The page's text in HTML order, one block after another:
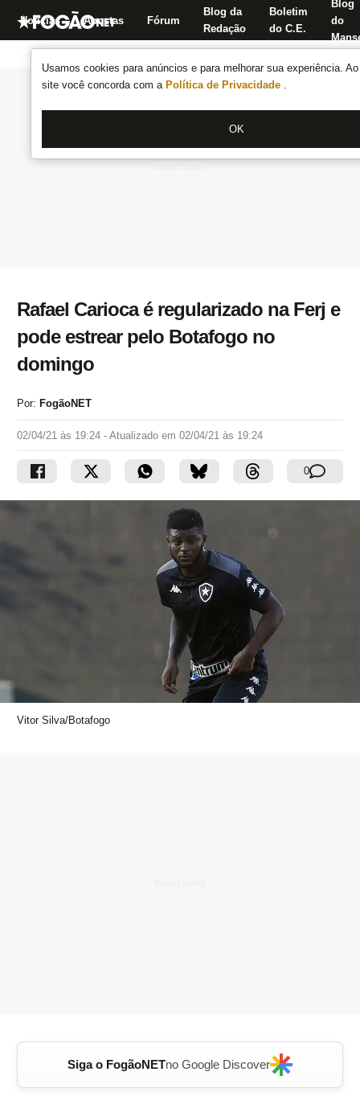
Usamos cookies para anúncios e para melhorar sua experiência.
site você concorda com a Política de Privacidade .
OK
Notícias Apostas Fórum
Blog da
Redação
Boletim
do C.E.
Blog
do
Rafael Carioca é regularizado na Ferj e
pode estrear pelo Botafogo no
domingo
Por: FogãoNET
02/04/21 às 19:24 - Atualizado em 02/04/21 às 19:24
0
Vitor Silva/Botafogo
Siga o FogãoNETno Google Discover